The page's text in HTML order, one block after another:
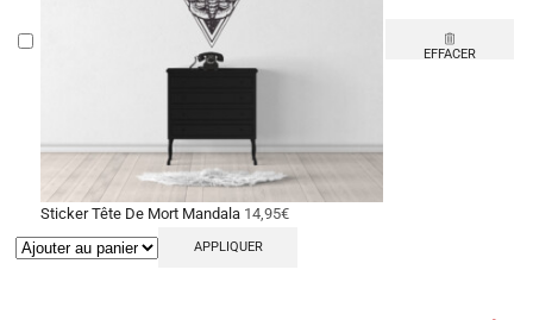
Sticker Tête De Mort Mandala 14,95€
EFFACER
APPLIQUER